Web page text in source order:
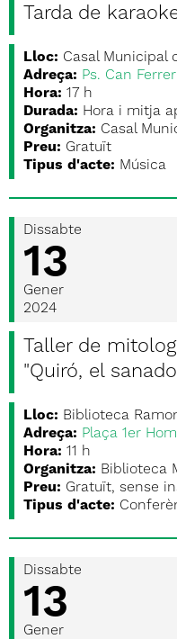
Tarda de
Lloc: Casal Municipal
Adreça: Ps. Can Ferrer
Hora: 17 h
Durada: Hora i mitja
Organitza: Casal
Preu: Gratuït
Tipus d'acte: Música
Dissabte
13
Gener
2024
Taller de
"Quiró, el
Lloc: Biblioteca
Adreça: Plaça 1er
Hora: 11 h
Organitza: Biblioteca
Preu: Gratuït, sense
Tipus d'acte:
Dissabte
13
Gener